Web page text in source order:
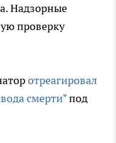
Надзорные
проверку
отреагировал
смерти"под